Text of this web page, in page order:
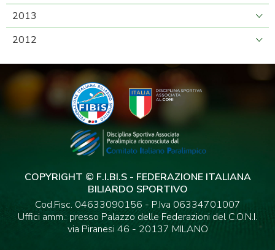
2013
2012
COPYRIGHT © F.I.BI.S - FEDERAZIONE ITALIANA
BILIARDO SPORTIVO
Cod.Fisc. 04633090156 - P.Iva 06334701007
Uffici amm.: presso Palazzo delle Federazioni del C.O.N.I.
via Piranesi 46 - 20137 MILANO